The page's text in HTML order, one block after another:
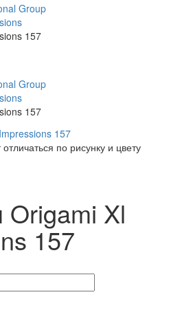
Group
157
Group
157
по рисунку и цвету
Origami Xl
157